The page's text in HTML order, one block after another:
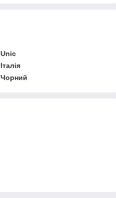
Unic
Італія
Чорний